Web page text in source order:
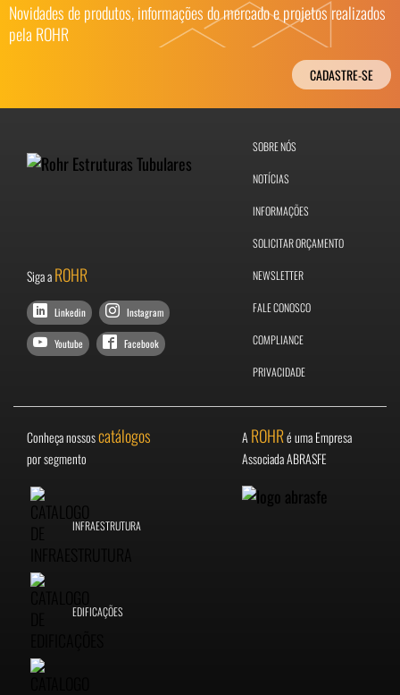
Novidades de produtos, informações do mercado e projetos realizados
pela ROHR
CADASTRE-SE
Siga aROHR
Linkedin Instagram
Youtube Facebook
SOBRE NÓS
NOTÍCIAS
INFORMAÇÕES
SOLICITAR ORÇAMENTO
NEWSLETTER
FALE CONOSCO
COMPLIANCE
PRIVACIDADE
Conheça nossoscatálogos
por segmento
INFRAESTRUTURA
EDIFICAÇÕES
A ROHRé uma Empresa
Associada ABRASFE